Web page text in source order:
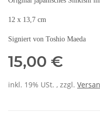
12 x 13,7 cm
Signiert von Toshio Maeda
15,00 €
inkl. 19% USt. , zzgl.